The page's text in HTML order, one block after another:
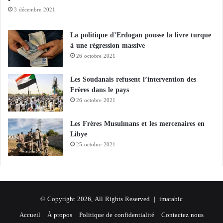
é
i
e
u
r
e
à
l
’
e
x
t
é
r
i
r
b
l
3 décembre 2021
La politique d’Erdogan pousse la livre turque
à une régression massive
26 octobre 2021
Les Soudanais refusent l’intervention des
Frères dans le pays
26 octobre 2021
Les Frères Musulmans et les mercenaires en
Libye
25 octobre 2021
© Copyright 2026, All Rights Reserved | imarabic
Accueil À propos Politique de confidentialité Contactez nous